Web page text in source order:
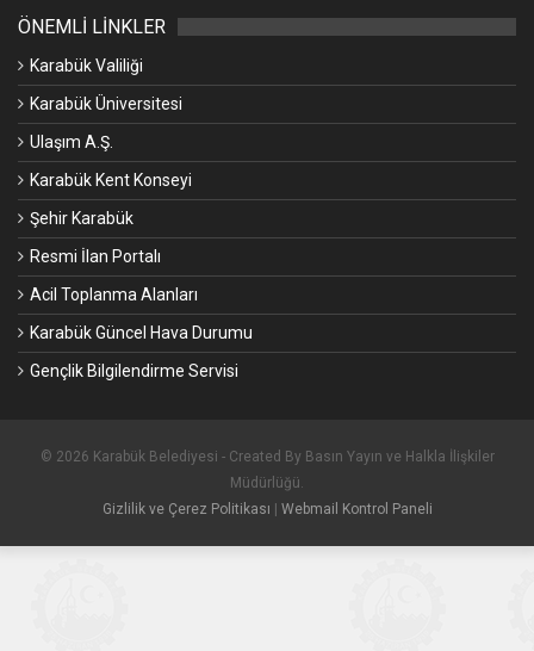
ÖNEMLİ LİNKLER
Karabük Valiliği
Karabük Üniversitesi
Ulaşım A.Ş.
Karabük Kent Konseyi
Şehir Karabük
Resmi İlan Portalı
Acil Toplanma Alanları
Karabük Güncel Hava Durumu
Gençlik Bilgilendirme Servisi
© 2026 Karabük Belediyesi - Created By Basın Yayın ve Halkla İlişkiler
Müdürlüğü.
Gizlilik ve Çerez Politikası
Webmail Kontrol Paneli